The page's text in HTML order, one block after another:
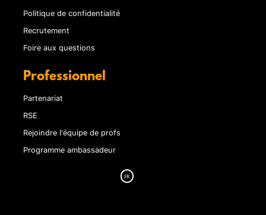
Politique de confidentialité
Recrutement
Foire aux questions
Professionnel
Partenariat
RSE
Rejoindre l'équipe de profs
Programme ambassadeur